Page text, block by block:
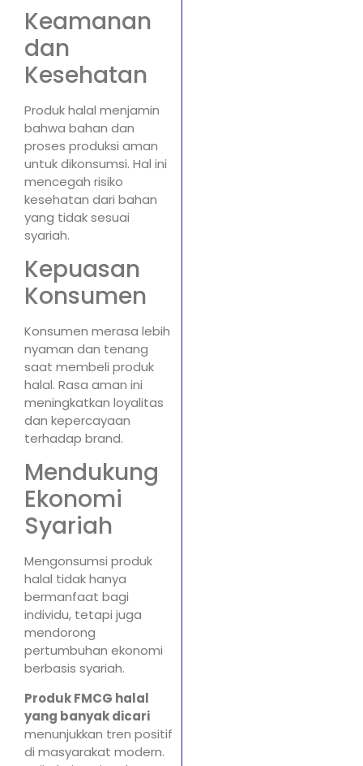
Keamanan
dan
Kesehatan
Produk halal menjamin
bahwa bahan dan
proses produksi aman
untuk dikonsumsi. Hal ini
mencegah risiko
kesehatan dari bahan
yang tidak sesuai
syariah.
Kepuasan
Konsumen
Konsumen merasa lebih
nyaman dan tenang
saat membeli produk
halal. Rasa aman ini
meningkatkan loyalitas
dan kepercayaan
terhadap brand.
Mendukung
Ekonomi
Syariah
Mengonsumsi produk
halal tidak hanya
bermanfaat bagi
individu, tetapi juga
mendorong
pertumbuhan ekonomi
berbasis syariah.
Produk FMCG halal
yang banyak dicari
menunjukkan tren positif
di masyarakat modern.